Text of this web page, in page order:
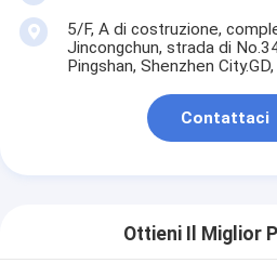
5/F, A di costruzione,
Jincongchun, strada di
Pingshan, Shenzhen City.GD,
Contattaci
Ottieni Il Miglior